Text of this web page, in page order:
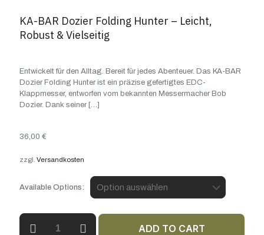
KA-BAR Dozier Folding Hunter – Leicht,
Robust & Vielseitig
Entwickelt für den Alltag. Bereit für jedes Abenteuer. Das KA-BAR
Dozier Folding Hunter ist ein präzise gefertigtes EDC-
Klappmesser, entworfen vom bekannten Messermacher Bob
Dozier. Dank seiner […]
36,00 €
zzgl. Versandkosten
Available Options:
KA-
ADD TO CART